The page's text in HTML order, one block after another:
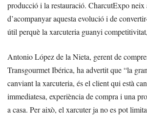
producció i la restauració. CharcutExpo neix
d’acompanyar aquesta evolució i de
útil perquè la xarcuteria guanyi
Antonio López de la Nieta, gerent de
Transgourmet Ibérica, ha advertit que “la
canviant la xarcuteria, és el client qui està
immediatesa, experiència de compra i una
a casa. Per això, el xarcuter ja no es pot